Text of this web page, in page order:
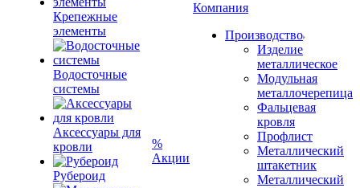
Крепежные
элементы
Водосточные
системы
Аксессуары для
кровли
Рубероид
%
Акции
Компания
Производство
Изделие
металлическое
Модульная
металлочерепица
Фальцевая
кровля
Профлист
Металлический
штакетник
Металлический